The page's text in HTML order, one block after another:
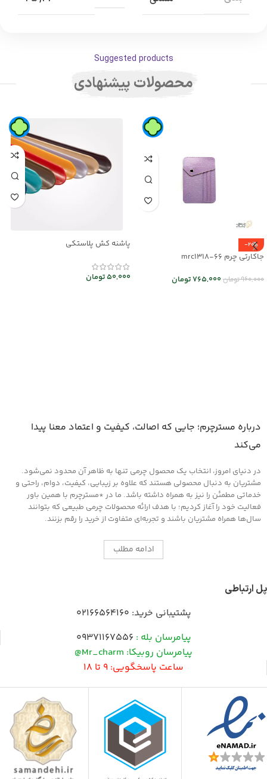
Suggested products
محصولات پیشنهادی
-20%
جاکارتی چرم mrc1318-66
960,000تومان765,000تومان
پاشنه کش پلاستکی
50,000تومان
درباره مسترچرم؛ جایی که اصالت، کیفیت و اعتماد معنا پیدا
می‌کند
در دنیای امروز، انتخاب یک محصول چرمی تنها به ظاهر آن محدود نمی‌شود.
مشتریان به دنبال محصولی هستند که علاوه بر زیبایی، کیفیت، دوام، راحتی و
خدماتی مطمئن را نیز به همراه داشته باشد. ما در *مسترچرم با همین باور
فعالیت خود را آغاز کردیم؛ با هدف ارائه محصولات چرمی طبیعی که بتوانند
سال‌ها همراه مشتریان باشند و تجربه‌ای متفاوت از خرید را رقم بزنند.
ادامه مطلب
پل ارتباطی
پشتیبانی خرید: 02166564160
پیامرسان بله : 09371167556
پیامرسان روبیکا: Mr_charm@
ساعت پاسخگویی: 9 تا 18